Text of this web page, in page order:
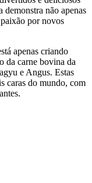
demonstra não apenas
por novos
apenas criando
da carne bovina da
e Angus. Estas
caras do mundo, com